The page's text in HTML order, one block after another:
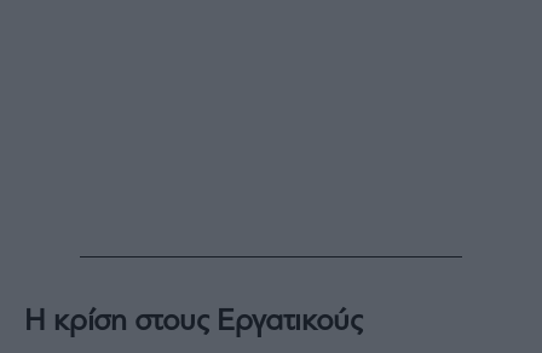
Η κρίση στους Εργατικούς